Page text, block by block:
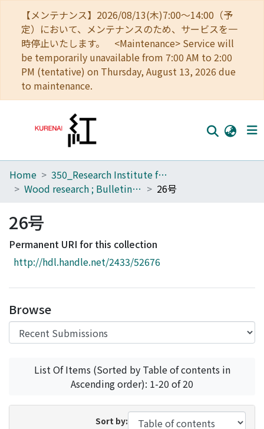
【メンテナンス】2026/08/13(木)7:00～14:00（予
定）において、メンテナンスのため、サービスを一
時停止いたします。 <Maintenance> Service will
be temporarily unavailable from 7:00 AM to 2:00
PM (tentative) on Thursday, August 13, 2026 due
to maintenance.
Home
Browse
Download Ranking
Access Statistics
Home
350_Research Institute for Sustainable Humanosphere
Wood research ; Bulletin of the Wood Research Institute, Kyoto University
26号
26号
Permanent URI for this collection
http://hdl.handle.net/2433/52676
Browse
List Of Items (Sorted by Table of contents in
Ascending order): 1-20 of 20
Sort by: